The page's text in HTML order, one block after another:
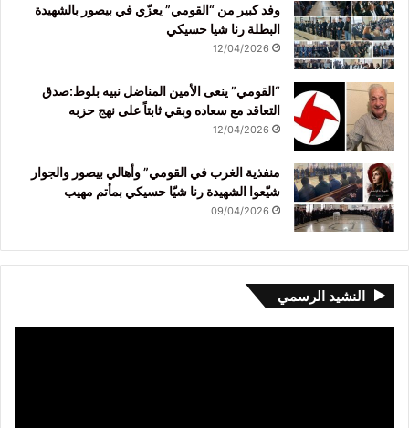
وفد كبير من “القومي” يعزّي في بيصور بالشهيدة
البطلة رنا شيا حسيكي
12/04/2026
“القومي” ينعى الأمين المناضل نبيه بلوط:صدق
التعاقد مع سعاده وبقي ثابتاً على نهج حزبه
12/04/2026
منفذية الغرب في القومي” وأهالي بيصور والجوار
شيّعوا الشهيدة رنا شيّا حسيكي بمأتم مهيب
09/04/2026
النشيد الرسمي